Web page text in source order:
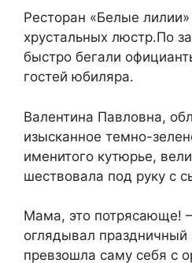
Ресторан «Белые
хрустальных люстр.По
быстро бегали
гостей юбиляра.
Валентина Павловна,
изысканное темно-
именитого кутюрье,
шествовала под руку с
Мама, это потрясающе!
оглядывал
превзошла саму себя с